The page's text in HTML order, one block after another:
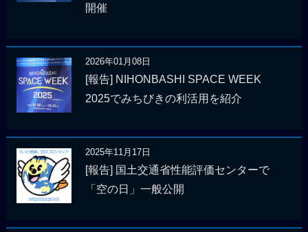
開催
2026年01月08日
[報告] NIHONBASHI SPACE WEEK
2025でみちびきの利活用を紹介
2025年11月17日
[報告] 国土交通省性能評価センターで
「空の日」一般公開